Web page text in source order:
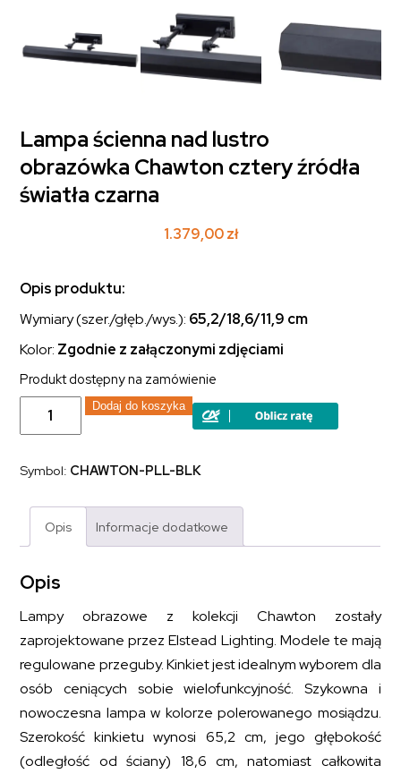
Lampa ścienna nad lustro
obrazówka Chawton cztery źródła
światła czarna
1.379,00zł
Opis produktu:
Wymiary (szer./głęb./wys.): 65,2/18,6/11,9 cm
Kolor: Zgodnie z załączonymi zdjęciami
Produkt dostępny na zamówienie
ilość
Lampa
ścienna
obrazówka
cztery
światła
czarna
Dodaj do koszyka
Symbol: CHAWTON-PLL-BLK
Opis Informacje dodatkowe
Opis
Lampy obrazowe z kolekcji Chawton zostały
zaprojektowane przez Elstead Lighting. Modele te mają
regulowane przeguby. Kinkiet jest idealnym wyborem dla
osób ceniących sobie wielofunkcyjność. Szykowna i
nowoczesna lampa w kolorze polerowanego mosiądzu.
Szerokość kinkietu wynosi 65,2 cm, jego głębokość
(odległość od ściany) 18,6 cm, natomiast całkowita